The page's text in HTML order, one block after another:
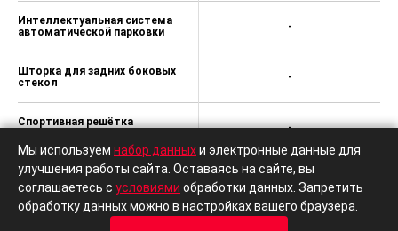
Интеллектуальная система
автоматической парковки
Шторка для задних боковых
стекол
Спортивная решётка
Спортивные бамперы
(передний и задний)
-
-
-
Мы используем набор данныхи электронные данные для
улучшения работы сайта. Оставаясь на сайте, вы
соглашаетесь с условиями обработки данных. Запретить
обработку данных можно в настройках вашего браузера.